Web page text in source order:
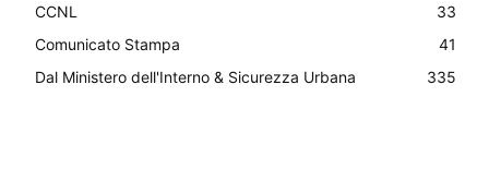
CCNL
33
Comunicato Stampa
41
Dal Ministero dell'Interno & Sicurezza Urbana
335